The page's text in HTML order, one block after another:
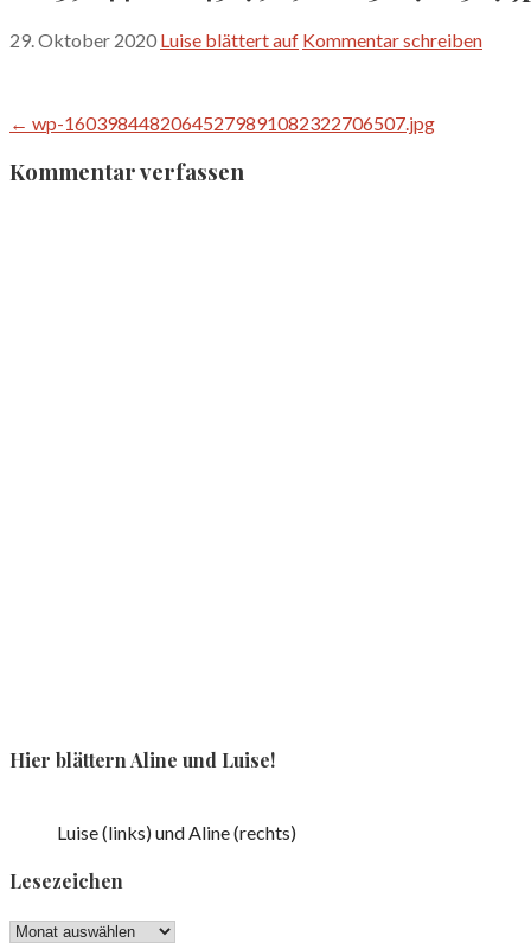
29. Oktober 2020 Luise blättert auf Kommentar schreiben
Beitragsnavigation
← wp-16039844820645279891082322706507.jpg
Kommentar verfassen
Hier blättern Aline und Luise!
Luise (links) und Aline (rechts)
Lesezeichen
Lesezeichen